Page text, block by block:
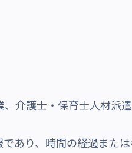
介護士・保育士人材派遣
あり、時間の経過また